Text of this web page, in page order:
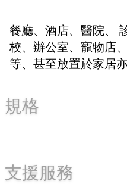
餐廳、酒店、醫院、
校、辦公室、寵物店
等、甚至放置於家居亦
規格
支援服務